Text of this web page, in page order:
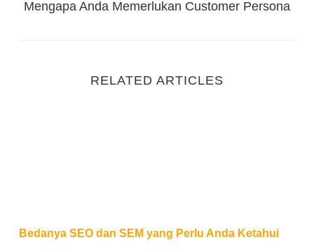
Mengapa Anda Memerlukan Customer Persona
RELATED ARTICLES
Bedanya SEO dan SEM yang Perlu Anda Ketahui